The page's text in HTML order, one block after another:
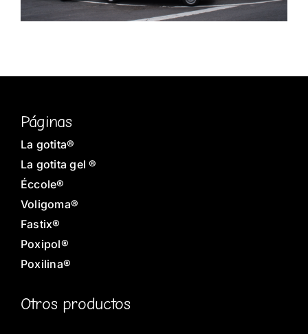
Páginas
La gotita®
La gotita gel ®
Éccole®
Voligoma®
Fastix®
Poxipol®
Poxilina®
Otros productos